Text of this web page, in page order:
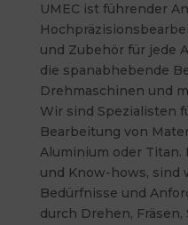
UMEC ist führender
und Zubehör für jede
die spanabhebende
Drehmaschinen und
Wir sind Spezialisten
Bearbeitung von
Aluminium oder
und Know-hows, sind
Bedürfnisse und
durch Drehen,